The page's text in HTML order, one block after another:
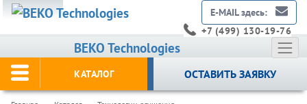
BEKO Technologies
E-MAIL здесь:
+7 (499) 130-19-76
КАТАЛОГ ОСТАВИТЬ ЗАЯВКУ